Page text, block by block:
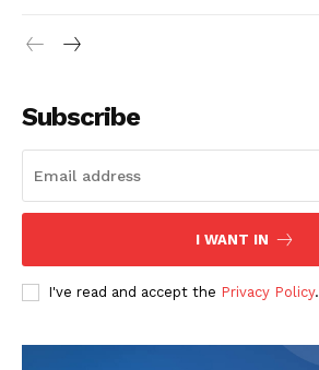
Subscribe
I WANT IN
I've read and accept the Privacy Policy.